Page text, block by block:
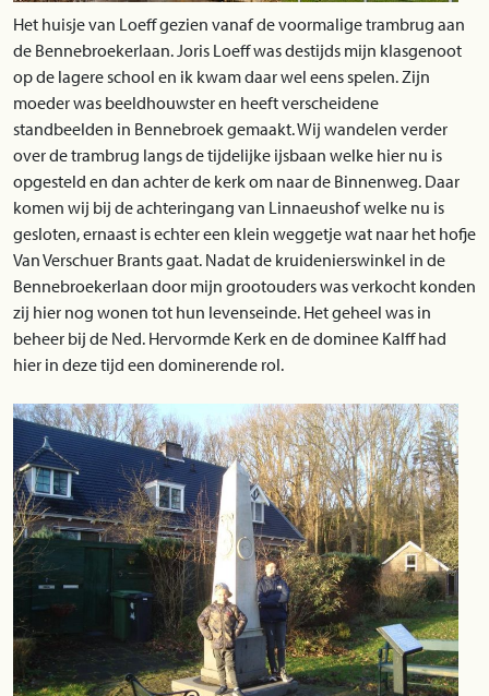
Het huisje van Loeff gezien vanaf de voormalige trambrug aan
de Bennebroekerlaan. Joris Loeff was destijds mijn klasgenoot
op de lagere school en ik kwam daar wel eens spelen. Zijn
moeder was beeldhouwster en heeft verscheidene
standbeelden in Bennebroek gemaakt. Wij wandelen verder
over de trambrug langs de tijdelijke ijsbaan welke hier nu is
opgesteld en dan achter de kerk om naar de Binnenweg. Daar
komen wij bij de achteringang van Linnaeushof welke nu is
gesloten, ernaast is echter een klein weggetje wat naar het hofje
Van Verschuer Brants gaat. Nadat de kruidenierswinkel in de
Bennebroekerlaan door mijn grootouders was verkocht konden
zij hier nog wonen tot hun levenseinde. Het geheel was in
beheer bij de Ned. Hervormde Kerk en de dominee Kalff had
hier in deze tijd een dominerende rol.